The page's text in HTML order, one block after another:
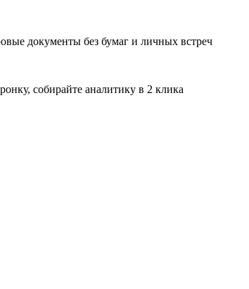
документы без бумаг и личных встреч
собирайте аналитику в 2 клика